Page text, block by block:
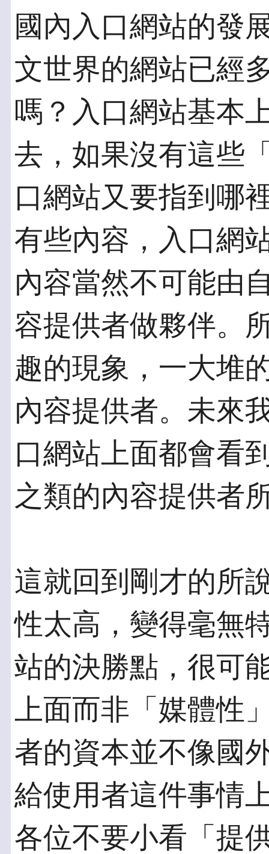
國內入口網站的發
文世界的網站已經
嗎？入口網站基本
去，如果沒有這些
口網站又要指到哪
有些內容，入口網
內容當然不可能由
容提供者做夥伴。
趣的現象，一大堆
內容提供者。未來
口網站上面都會看
之類的內容提供者
這就回到剛才的所
性太高，變得毫無
站的決勝點，很可
上面而非「媒體性
者的資本並不像國
給使用者這件事情
各位不要小看「提